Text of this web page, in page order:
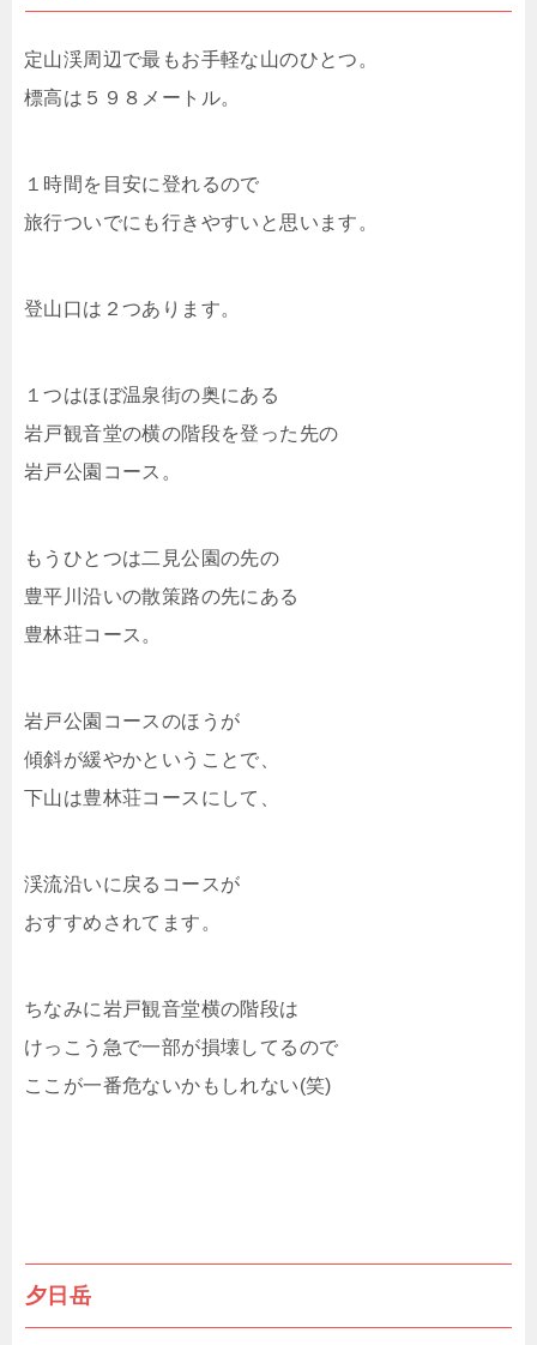
定山渓周辺で最もお手軽な山のひとつ。
標高は５９８メートル。
１時間を目安に登れるので
旅行ついでにも行きやすいと思います。
登山口は２つあります。
１つはほぼ温泉街の奥にある
岩戸観音堂の横の階段を登った先の
岩戸公園コース。
もうひとつは二見公園の先の
豊平川沿いの散策路の先にある
豊林荘コース。
岩戸公園コースのほうが
傾斜が緩やかということで、
下山は豊林荘コースにして、
渓流沿いに戻るコースが
おすすめされてます。
ちなみに岩戸観音堂横の階段は
けっこう急で一部が損壊してるので
ここが一番危ないかもしれない(笑)
夕日岳